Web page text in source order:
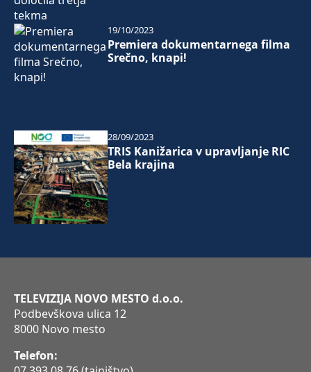
Premiera dokumentarnega filma
Srečno, knapi!
19/10/2023
TRIS Kanižarica v upravljanje RIC
Bela krajina
28/09/2023
TELEVIZIJA NOVO MESTO d.o.o.
Podbevškova ulica 12
8000 Novo mesto
Telefon: